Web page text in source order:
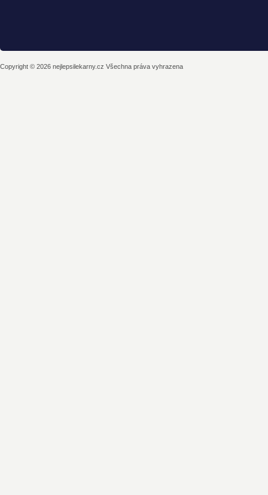
Copyright © 2026 nejlepsilekarny.cz Všechna práva vyhrazena